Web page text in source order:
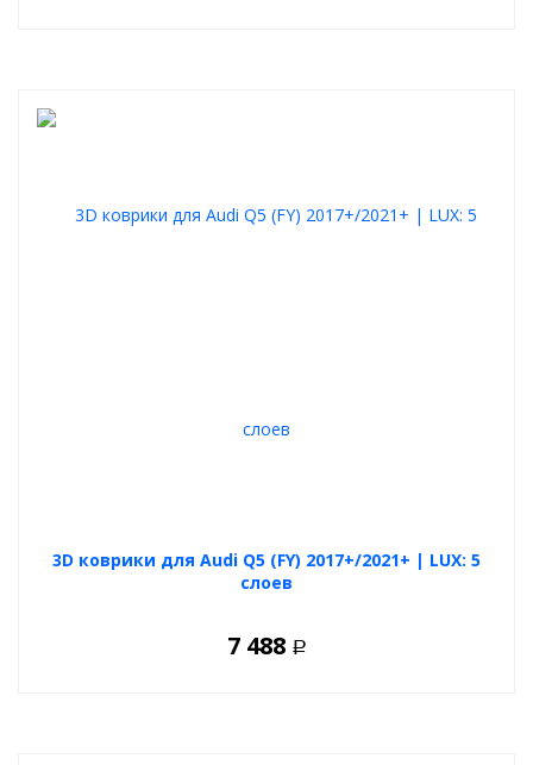
3D коврики для Audi Q5 (FY) 2017+/2021+ | LUX: 5
слоев
7 488 Р